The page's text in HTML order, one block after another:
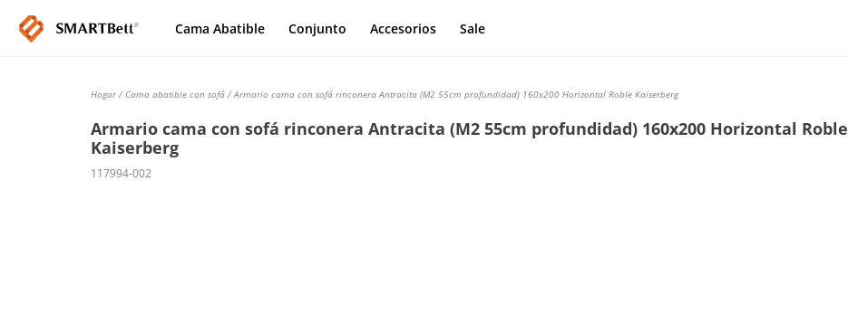
Cama Abatible Conjunto Accesorios Sale
Hogar / Cama abatible con sofá / Armario cama con sofá rinconera Antracita (M2 55cm profundidad) 160x200 Horizontal Roble Kaiserberg
Armario cama con sofá rinconera Antracita (M2 55cm profundidad) 160x200 Horizontal Roble
Kaiserberg
117994-002